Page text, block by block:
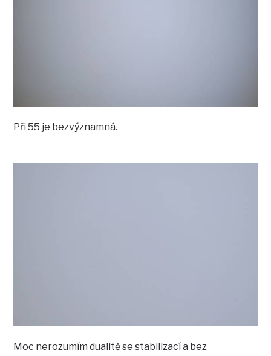
Při 55 je bezvýznamná.
Moc nerozumím dualitě se stabilizací a bez